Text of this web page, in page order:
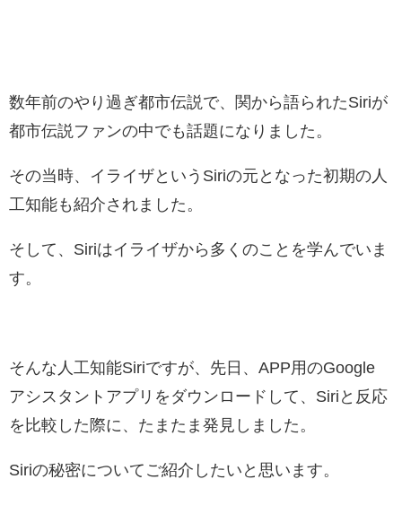
数年前のやり過ぎ都市伝説で、関から語られたSiriが
都市伝説ファンの中でも話題になりました。
その当時、イライザというSiriの元となった初期の人
工知能も紹介されました。
そして、Siriはイライザから多くのことを学んでいま
す。
そんな人工知能Siriですが、先日、APP用のGoogle
アシスタントアプリをダウンロードして、Siriと反応
を比較した際に、たまたま発見しました。
Siriの秘密についてご紹介したいと思います。